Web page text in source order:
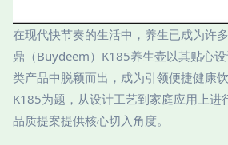
在现代快节奏的生活中，养生已成为许
鼎（Buydeem）K185养生壶以其贴心
类产品中脱颖而出，成为引领便捷健康
K185为题，从设计工艺到家庭应用上进
品质提案提供核心切入角度。